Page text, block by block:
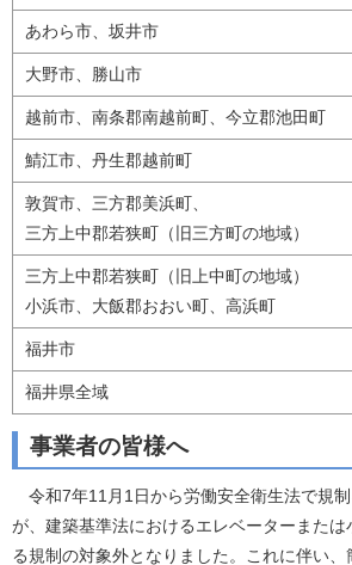
あわら市、坂井市
大野市、勝山市
越前市、南条郡南越前町、今立郡池田町
鯖江市、丹生郡越前町
敦賀市、三方郡美浜町、
三方上中郡若狭町（旧三方町の地域）
三方上中郡若狭町（旧上中町の地域）
小浜市、大飯郡おおい町、高浜町
福井市
福井県全域
事業者の皆様へ
令和7年11月1日から労働安全衛生法で規
が、建築基準法におけるエレベーターまた
る規制の対象外となりました。これに伴い、